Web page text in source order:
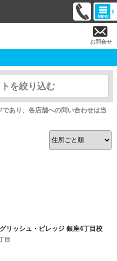
お問合せ
を絞り込む
あり、各店舗への問い合わせは当
リッシュ・ビレッジ 銀座4丁目校
目